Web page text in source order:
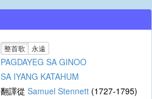
整首歌 永遠
PAGDAYEG SA GINOO
SA IYANG KATAHUM
翻譯從 Samuel Stennett (1727-1795)